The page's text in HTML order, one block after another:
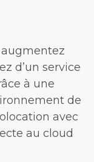
augmentez
d’un service
à une
de
avec
au cloud